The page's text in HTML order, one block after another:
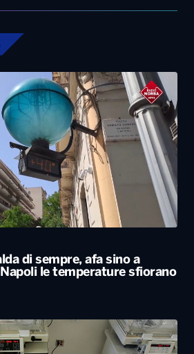
di sempre, afa sino a
le temperature sfiorano